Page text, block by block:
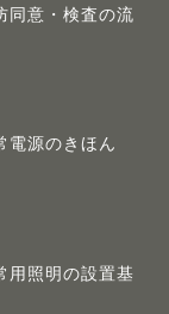
意・検査の流
源のきほん
照明の設置基